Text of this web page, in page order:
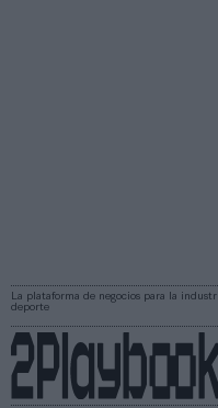
La plataforma de negocios para la
deporte